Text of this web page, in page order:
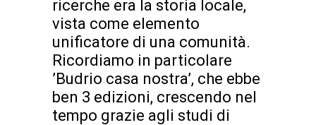
ricerche era la storia locale,
vista come elemento
unificatore di una comunità.
Ricordiamo in particolare
’Budrio casa nostra’, che ebbe
ben 3 edizioni, crescendo nel
tempo grazie agli studi di